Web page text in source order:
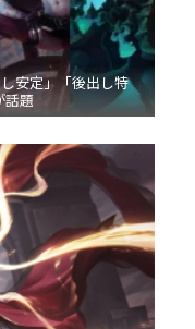
安定」「後出し特
話題